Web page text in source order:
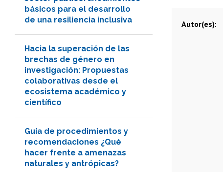
básicos para el desarrollo
de una resiliencia inclusiva
Hacia la superación de las
brechas de género en
investigación: Propuestas
colaborativas desde el
ecosistema académico y
científico
Guía de procedimientos y
recomendaciones ¿Qué
hacer frente a amenazas
naturales y antrópicas?
Autor(es)